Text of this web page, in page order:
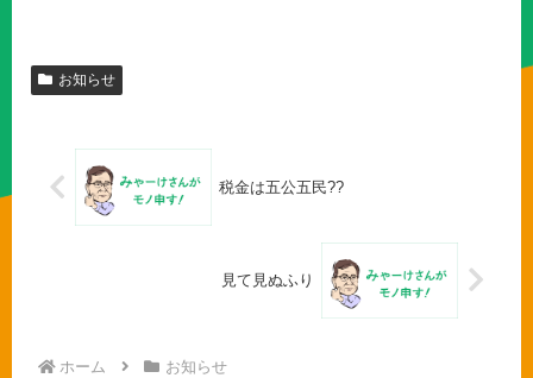
お知らせ
税金は五公五民??
見て見ぬふり
ホーム お知らせ